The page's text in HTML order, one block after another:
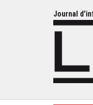
Journal